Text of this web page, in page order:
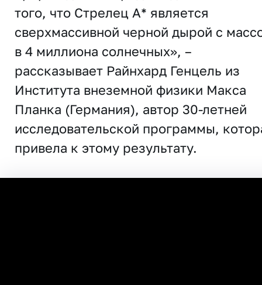
того, что Стрелец A* является
сверхмассивной черной дырой с
в 4 миллиона солнечных», –
рассказывает Райнхард Генцель из
Института внеземной физики Макса
Планка (Германия), автор 30-летней
исследовательской программы,
привела к этому результату.